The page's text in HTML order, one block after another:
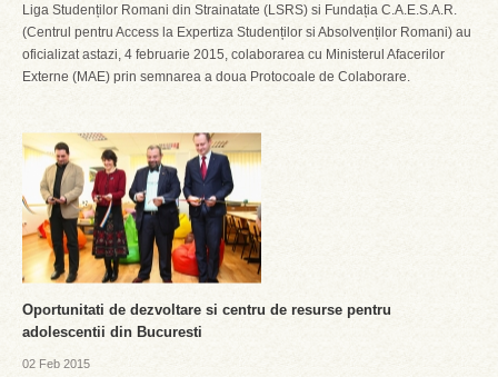
Liga Studenților Romani din Strainatate (LSRS) si Fundația C.A.E.S.A.R.
(Centrul pentru Access la Expertiza Studenților si Absolvenților Romani) au
oficializat astazi, 4 februarie 2015, colaborarea cu Ministerul Afacerilor
Externe (MAE) prin semnarea a doua Protocoale de Colaborare.
Oportunitati de dezvoltare si centru de resurse pentru
adolescentii din Bucuresti
02 Feb 2015